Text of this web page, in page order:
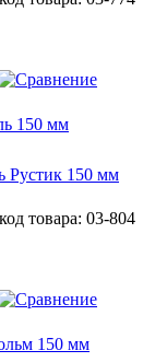
Рустик 150 мм
код товара: 03-804